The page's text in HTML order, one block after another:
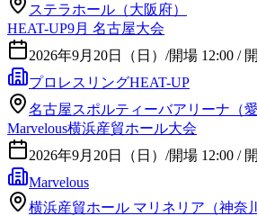
ステラホール（大阪府）
HEAT-UP9月 名古屋大会
2026年9月20日（日） /開場 12:00 /
プロレスリングHEAT-UP
名古屋スポルティーバアリーナ（愛
Marvelous横浜産貿ホール大会
2026年9月20日（日） /開場 12:00 /
Marvelous
横浜産貿ホール マリネリア（神奈